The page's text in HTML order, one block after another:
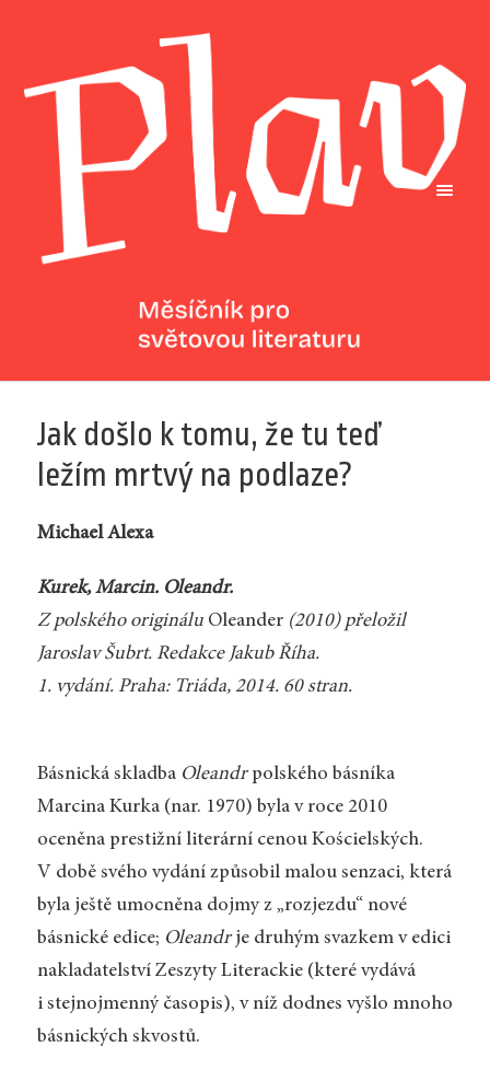
Jak došlo k tomu, že tu teď
ležím mrtvý na podlaze?
Michael Alexa
Kurek, Marcin. Oleandr.
Z polského originálu Oleander(2010) přeložil
Jaroslav Šubrt. Redakce Jakub Říha.
1. vydání. Praha: Triáda, 2014. 60 stran.
Básnická skladba Oleandrpolského básníka
Marcina Kurka (nar. 1970) byla v roce 2010
oceněna prestižní literární cenou Kościelských.
V době svého vydání způsobil malou senzaci, která
byla ještě umocněna dojmy z „rozjezdu“ nové
básnické edice; Oleandrje druhým svazkem v edici
nakladatelství Zeszyty Literackie (které vydává
i stejnojmenný časopis), v níž dodnes vyšlo mnoho
básnických skvostů.